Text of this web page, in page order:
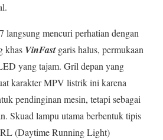
mencuri perhatian dengan
khas VinFastgaris halus, permukaan
yang tajam. Gril depan yang
karakter MPV listrik ini karena
pendinginan mesin, tetapi sebagai
Skuad lampu utama berbentuk tipis
(Daytime Running Light)